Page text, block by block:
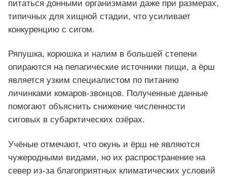
питаться донными организмами даже при размерах,
типичных для хищной стадии, что усиливает
конкуренцию с сигом.
Ряпушка, корюшка и налим в большей степени
опираются на пелагические источники пищи, а ёрш
является узким специалистом по питанию
личинками комаров-звонцов. Полученные данные
помогают объяснить снижение численности
сиговых в субарктических озёрах.
Учёные отмечают, что окунь и ёрш не являются
чужеродными видами, но их распространение на
север из-за благоприятных климатических условий